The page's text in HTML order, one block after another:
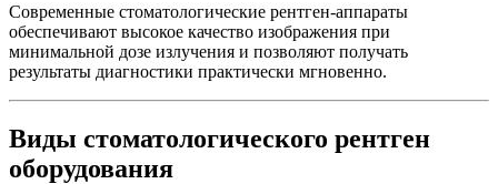
Современные стоматологические рентген-аппараты
обеспечивают высокое качество изображения при
минимальной дозе излучения и позволяют получать
результаты диагностики практически мгновенно.
Виды стоматологического рентген
оборудования